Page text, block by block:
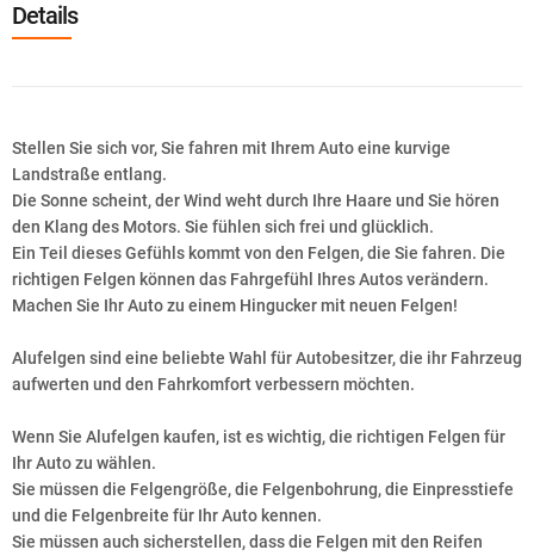
Details
Stellen Sie sich vor, Sie fahren mit Ihrem Auto eine kurvige
Landstraße entlang.
Die Sonne scheint, der Wind weht durch Ihre Haare und Sie hören
den Klang des Motors. Sie fühlen sich frei und glücklich.
Ein Teil dieses Gefühls kommt von den Felgen, die Sie fahren. Die
richtigen Felgen können das Fahrgefühl Ihres Autos verändern.
Machen Sie Ihr Auto zu einem Hingucker mit neuen Felgen!
Alufelgen sind eine beliebte Wahl für Autobesitzer, die ihr Fahrzeug
aufwerten und den Fahrkomfort verbessern möchten.
Wenn Sie Alufelgen kaufen, ist es wichtig, die richtigen Felgen für
Ihr Auto zu wählen.
Sie müssen die Felgengröße, die Felgenbohrung, die Einpresstiefe
und die Felgenbreite für Ihr Auto kennen.
Sie müssen auch sicherstellen, dass die Felgen mit den Reifen